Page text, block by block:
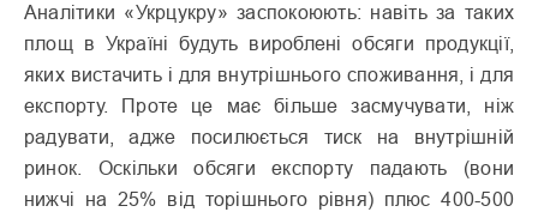
Аналітики «Укрцукру» заспокоюють: навіть за таких
площ в Україні будуть вироблені обсяги продукції,
яких вистачить і для внутрішнього споживання, і для
експорту. Проте це має більше засмучувати, ніж
радувати, адже посилюється тиск на внутрішній
ринок. Оскільки обсяги експорту падають (вони
нижчі на 25% від торішнього рівня) плюс 400-500